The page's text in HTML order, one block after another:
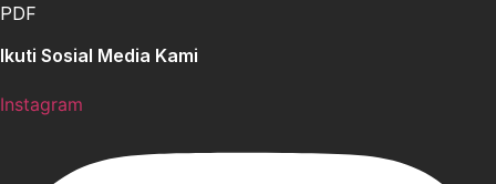
PDF
Ikuti Sosial Media Kami
Instagram